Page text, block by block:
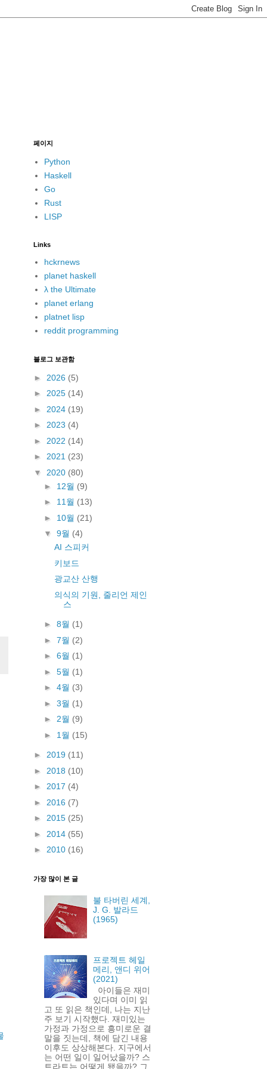
페이지
Python
Haskell
Go
Rust
LISP
Links
hckrnews
planet haskell
λ the Ultimate
planet erlang
platnet lisp
reddit programming
블로그 보관함
► 2026 (5)
► 2025 (14)
► 2024 (19)
► 2023 (4)
► 2022 (14)
► 2021 (23)
▼ 2020 (80)
► 12월 (9)
► 11월 (13)
► 10월 (21)
▼ 9월 (4)
AI 스피커
키보드
광교산 산행
의식의 기원, 줄리언 제인
스
► 8월 (1)
► 7월 (2)
► 6월 (1)
► 5월 (1)
► 4월 (3)
► 3월 (1)
► 2월 (9)
► 1월 (15)
► 2019 (11)
► 2018 (10)
► 2017 (4)
► 2016 (7)
► 2015 (25)
► 2014 (55)
► 2010 (16)
가장 많이 본 글
불 타버린 세계,
J. G. 발라드
(1965)
프로젝트 헤일
메리, 앤디 위어
(2021)
아이들은 재미
있다며 이미 읽
고 또 읽은 책인데, 나는 지난
주 보기 시작했다. 재미있는
가정과 가정으로 흥미로운 결
말을 짓는데, 책에 담긴 내용
이후도 상상해본다. 지구에서
는 어떤 일이 일어났을까? 스
트라트는 어떻게 됐을까? 그